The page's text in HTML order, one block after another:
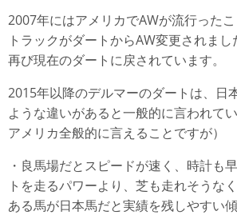
2007年にはアメリカでAWが流行った
トラックがダートからAW変更されま
再び現在のダートに戻されています。
2015年以降のデルマーのダートは、日
ような違いがあると一般的に言われて
アメリカ全般的に言えることですが）
・良馬場だとスピードが速く、時計も
トを走るパワーより、芝も走れそうな
ある馬が日本馬だと実績を残しやすい